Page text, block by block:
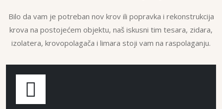
Bilo da vam je potreban nov krov ili popravka i rekonstrukcija
krova na postojećem objektu, naš iskusni tim tesara, zidara,
izolatera, krovopolagača i limara stoji vam na raspolaganju.